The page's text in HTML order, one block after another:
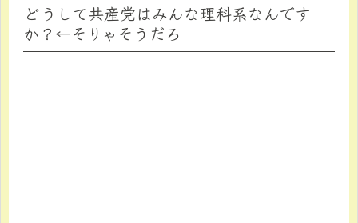
どうして共産党はみんな理科系なんです
か？←そりゃそうだろ